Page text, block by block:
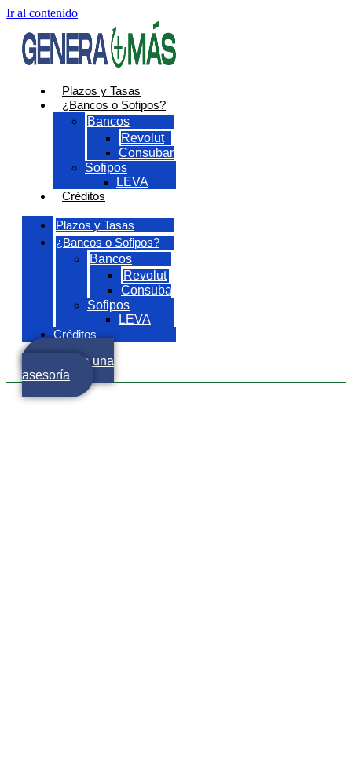
Ir al contenido
Plazos y Tasas
¿Bancos o Sofipos?
Bancos
Revolut
Consubanco
Sofipos
LEVA
Créditos
Plazos y Tasas
¿Bancos o Sofipos?
Bancos
Revolut
Consubanco
Sofipos
LEVA
Créditos
Agenda una
asesoría